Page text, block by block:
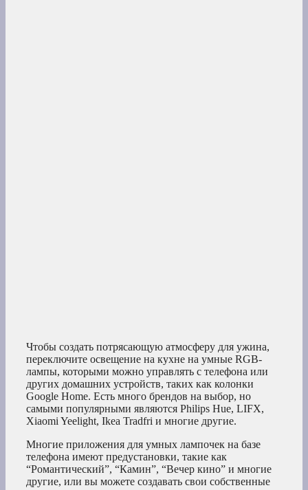
Чтобы создать потрясающую атмосферу для ужина,
переключите освещение на кухне на умные RGB-
лампы, которыми можно управлять с телефона или
других домашних устройств, таких как колонки
Google Home. Есть много брендов на выбор, но
самыми популярными являются Philips Hue, LIFX,
Xiaomi Yeelight, Ikea Tradfri и многие другие.
Многие приложения для умных лампочек на базе
телефона имеют предустановки, такие как
“Романтический”, “Камин”, “Вечер кино” и многие
другие, или вы можете создавать свои собственные